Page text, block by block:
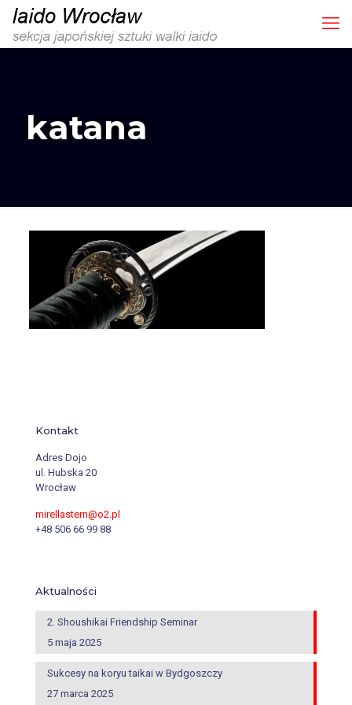
katana
Kontakt
Adres Dojo
ul. Hubska 20
Wrocław
mirellastern@o2.pl
+48 506 66 99 88
Aktualności
2. Shoushikai Friendship Seminar
5 maja 2025
Sukcesy na koryu taikai w Bydgoszczy
27 marca 2025